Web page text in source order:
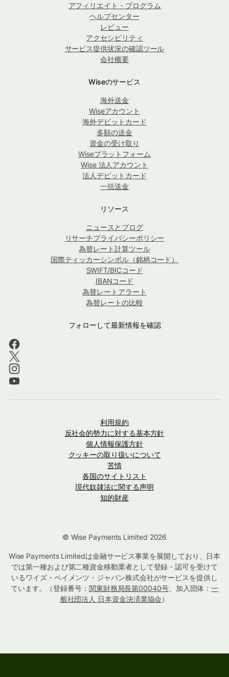
アフィリエイト・プログラム
ヘルプセンター
レビュー
アクセシビリティ
サービス提供状況の確認ツール
会社概要
Wiseのサービス
海外送金
Wiseアカウント
海外デビットカード
多額の送金
資金の受け取り
Wiseプラットフォーム
Wise 法人アカウント
法人デビットカード
一括送金
リソース
ニュースとブログ
リサーチプライバシーポリシー
為替レート計算ツール
国際ティッカーシンボル（銘柄コード）
SWIFT/BICコード
IBANコード
為替レートアラート
為替レートの比較
フォローして最新情報を確認
利用規約
反社会的勢力に対する基本方針
個人情報保護方針
クッキーの取り扱いについて
苦情
各国のサイトリスト
現代奴隷法に関する声明
知的財産
© Wise Payments Limited 2026
Wise Payments Limitedは金融サービス事業を展開しており、日本
では第一種および第二種資金移動業者として登録・認可を受けて
いるワイズ・ペイメンツ・ジャパン株式会社がサービスを提供し
ています。（登録番号： 関東財務局長第00040号、加入団体：一
般社団法人 日本資金決済業協会）